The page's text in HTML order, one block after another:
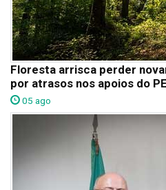
Floresta arrisca perder
por atrasos nos apoios do
05 ago